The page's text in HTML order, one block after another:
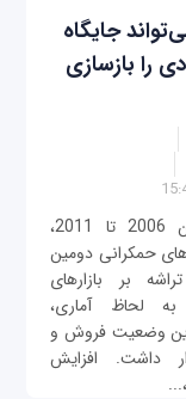
جایگاه
را بازسازی
بازه زمانی میان 2006 تا 2011،
حمکرانی دومین
بر بازارهای
لحاظ آماری،
وضعیت فروش و
داشت. افزایش